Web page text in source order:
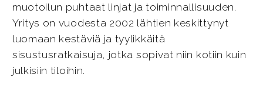
muotoilun puhtaat linjat ja toiminnallisuuden.
Yritys on vuodesta 2002 lähtien keskittynyt
luomaan kestäviä ja tyylikkäitä
sisustusratkaisuja, jotka sopivat niin kotiin kuin
julkisiin tiloihin.